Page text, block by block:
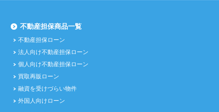
不動産担保商品一覧
不動産担保ローン
法人向け不動産担保ローン
個人向け不動産担保ローン
買取再販ローン
融資を受けづらい物件
外国人向けローン